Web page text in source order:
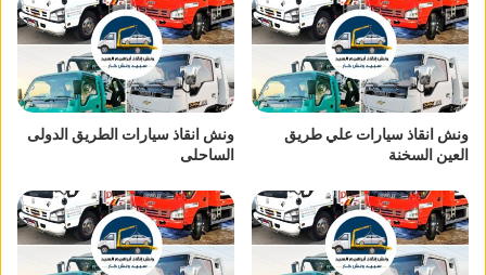
ونش انقاذ سيارات علي طريق
العين السخنة
ونش انقاذ سيارات الطريق الدولى
الساحلى